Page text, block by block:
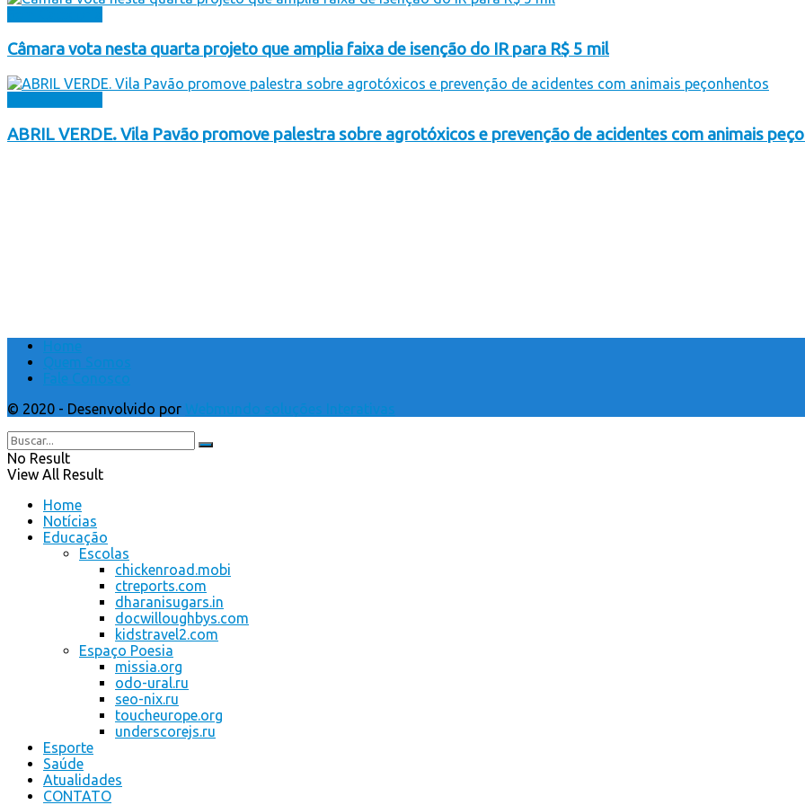
Câmara vota nesta quarta projeto que amplia faixa de isenção do IR para R$ 5 mil
ABRIL VERDE. Vila Pavão promove palestra sobre agrotóxicos e prevenção de acidentes com animais
Home
Quem Somos
Fale Conosco
© 2020 - Desenvolvido por Webmundo soluções Interativas
No Result
View All Result
Home
Notícias
Educação
Escolas
chickenroad.mobi
ctreports.com
dharanisugars.in
docwilloughbys.com
kidstravel2.com
Espaço Poesia
missia.org
odo-ural.ru
seo-nix.ru
toucheurope.org
underscorejs.ru
Esporte
Saúde
Atualidades
CONTATO